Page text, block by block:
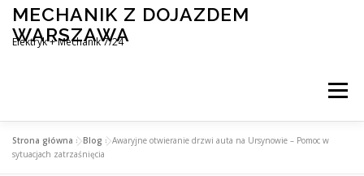
Skip
content
MECHANIK Z DOJAZDEM
WARSZAWA
Elektryk + Mechanik 7/24
Menu
MOBILNY MECHANIK WARSZAWA
Strona główna »Blog »Awaryjne otwieranie drzwi auta na Ursynowie – Pomoc w
sytuacjach zatrzaśnięcia